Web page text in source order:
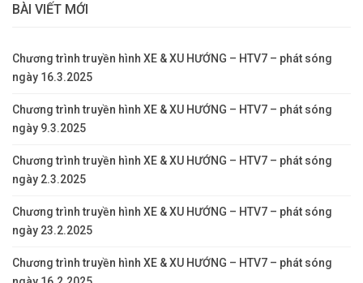
BÀI VIẾT MỚI
Chương trình truyền hình XE & XU HƯỚNG – HTV7 – phát sóng
ngày 16.3.2025
Chương trình truyền hình XE & XU HƯỚNG – HTV7 – phát sóng
ngày 9.3.2025
Chương trình truyền hình XE & XU HƯỚNG – HTV7 – phát sóng
ngày 2.3.2025
Chương trình truyền hình XE & XU HƯỚNG – HTV7 – phát sóng
ngày 23.2.2025
Chương trình truyền hình XE & XU HƯỚNG – HTV7 – phát sóng